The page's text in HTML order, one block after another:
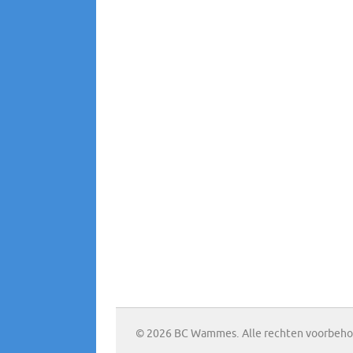
© 2026 BC Wammes. Alle rechten